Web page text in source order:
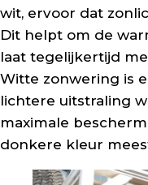
wit, ervoor dat
Dit helpt om de
laat tegelijkertijd
Witte zonwering is
lichtere uitstraling
maximale
donkere kleur